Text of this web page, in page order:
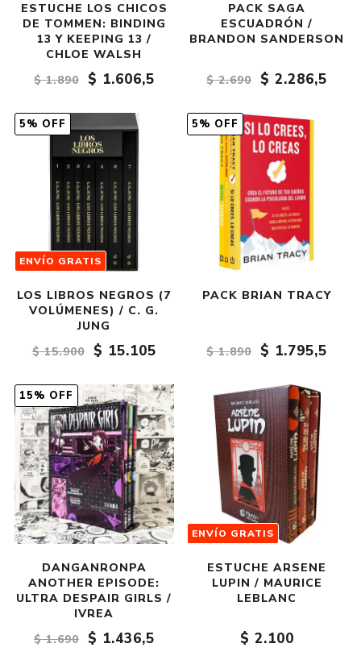
ESTUCHE LOS CHICOS
DE TOMMEN: BINDING
13 Y KEEPING 13 /
CHLOE WALSH
$ 1.890
$ 1.606,5
PACK SAGA
ESCUADRÓN /
BRANDON SANDERSON
$ 2.690 $ 2.286,5
5% OFF
ENVÍO GRATIS
LOS LIBROS NEGROS (7
VOLÚMENES) / C. G.
JUNG
$ 15.900
$ 15.105
5% OFF
PACK BRIAN TRACY
$ 1.890 $ 1.795,5
15% OFF
DANGANRONPA
ANOTHER EPISODE:
ULTRA DESPAIR GIRLS /
IVREA
$ 1.690
$ 1.436,5
ENVÍO GRATIS
ESTUCHE ARSENE
LUPIN / MAURICE
LEBLANC
$ 2.100